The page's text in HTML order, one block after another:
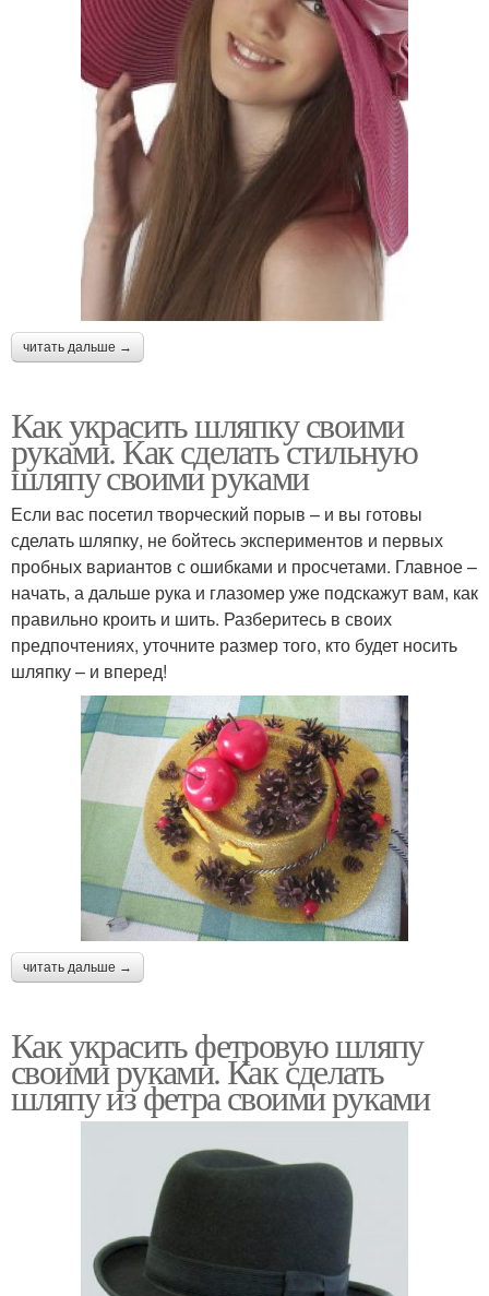
читать дальше →
Как украсить шляпку своими
руками. Как сделать стильную
шляпу своими руками
Если вас посетил творческий порыв – и вы готовы
сделать шляпку, не бойтесь экспериментов и первых
пробных вариантов с ошибками и просчетами. Главное –
начать, а дальше рука и глазомер уже подскажут вам, как
правильно кроить и шить. Разберитесь в своих
предпочтениях, уточните размер того, кто будет носить
шляпку – и вперед!
читать дальше →
Как украсить фетровую шляпу
своими руками. Как сделать
шляпу из фетра своими руками